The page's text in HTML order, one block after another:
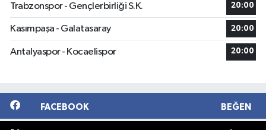
Trabzonspor - Gençlerbirliği S.K. 20:00
Kasımpaşa - Galatasaray 20:00
Antalyaspor - Kocaelispor 20:00
FACEBOOK BEĞEN